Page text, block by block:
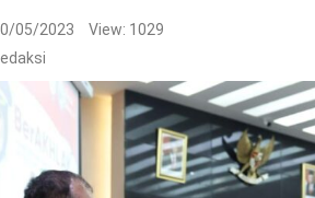
05/2023
View: 1029